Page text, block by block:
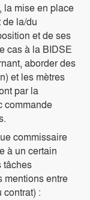
la mise en place
de la/du
et de ses
cas à la BIDSE
aborder des
et les mètres
par la
commande
commissaire
à un certain
tâches
mentions entre
: